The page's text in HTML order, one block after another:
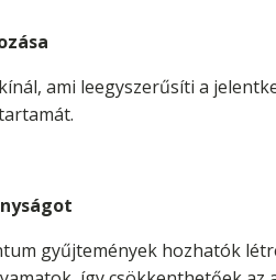
ami leegyszerűsíti a
gyűjtemények hozhatók